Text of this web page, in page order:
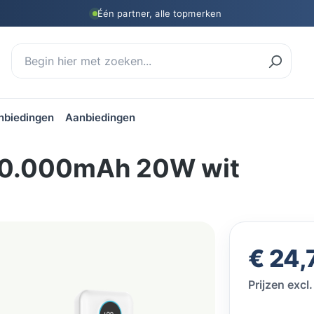
Één partner, alle topmerken
Aanbiedingen
20W wit
Normale
€
Prijzen